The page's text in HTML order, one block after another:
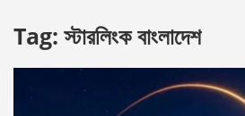
Tag:স্টারলিংক বাংলাদেশ